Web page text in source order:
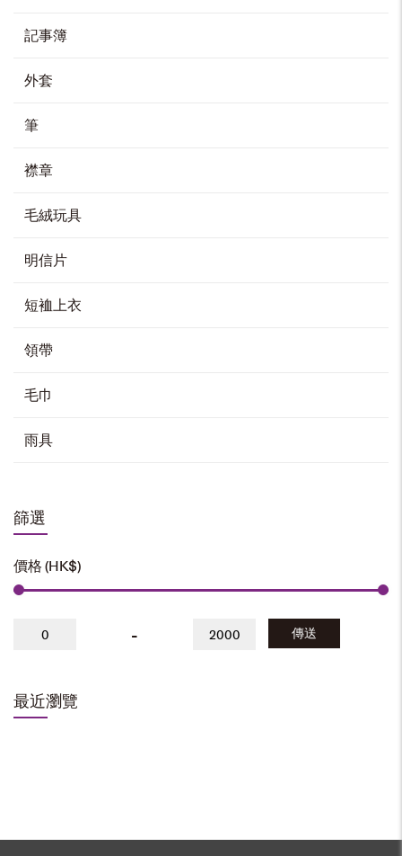
記事簿
外套
筆
襟章
毛絨玩具
明信片
短裇上衣
領帶
毛巾
雨具
篩選
價格 (HK$)
- 傳送
最近瀏覽